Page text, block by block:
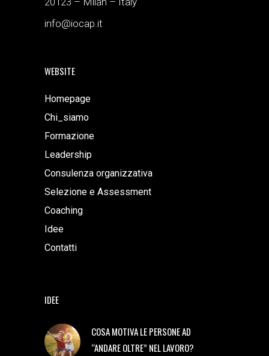
info@iocap.it
WEBSITE
Homepage
Chi_siamo
Formazione
Leadership
Consulenza organizzativa
Selezione e Assessment
Coaching
Idee
Contatti
IDEE
COSA MOTIVA LE PERSONE AD
“ANDARE OLTRE” NEL LAVORO?